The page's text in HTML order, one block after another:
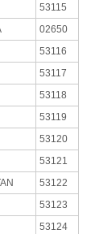
53115
02650
53116
53117
53118
53119
53120
53121
53122
53123
53124